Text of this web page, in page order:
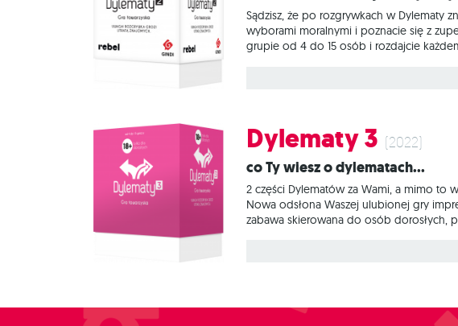
Sądzisz, że po rozgrywkach w Dylematy
wyborami moralnymi i poznacie się z
grupie od 4 do 15 osób i rozdajcie
Dylematy 3 (2022)
Co Ty wiesz o dylematach…
2 części Dylematów za Wami, a mimo to
Nowa odsłona Waszej ulubionej gry
zabawa skierowana do osób dorosłych,